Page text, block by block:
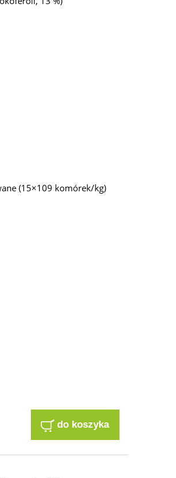
(15×109 komórek/kg)
do koszyka